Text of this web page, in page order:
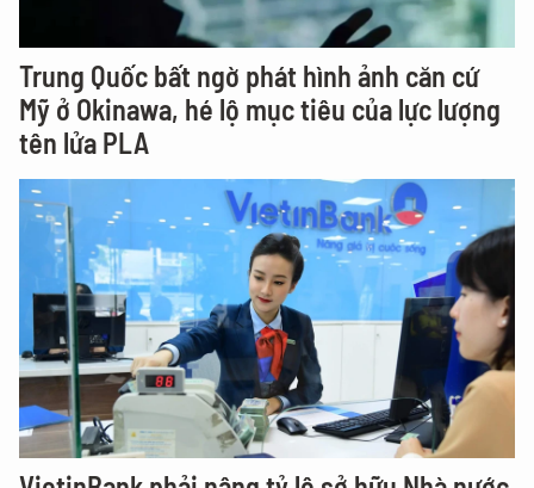
Trung Quốc bất ngờ phát hình ảnh căn cứ
Mỹ ở Okinawa, hé lộ mục tiêu của lực lượng
tên lửa PLA